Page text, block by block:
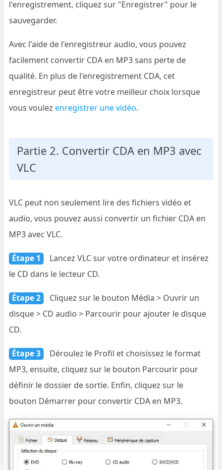
l'enregistrement, cliquez sur "Enregistrer" pour le
sauvegarder.
Avec l'aide de l'enregistreur audio, vous pouvez
facilement convertir CDA en MP3 sans perte de
qualité. En plus de l'enregistrement CDA, cet
enregistreur peut être votre meilleur choix lorsque
vous voulezenregistrer une vidéo.
Partie 2. Convertir CDA en MP3 avec
VLC
VLC peut non seulement lire des fichiers vidéo et
audio, vous pouvez aussi convertir un fichier CDA en
MP3 avec VLC.
Étape 1
Lancez VLC sur votre ordinateur et insérez
le CD dans le lecteur CD.
Étape 2
Cliquez sur le bouton Média > Ouvrir un
disque > CD audio > Parcourir pour ajouter le disque
CD.
Étape 3
Déroulez le Profil et choisissez le format
MP3, ensuite, cliquez sur le bouton Parcourir pour
définir le dossier de sortie. Enfin, cliquez sur le
bouton Démarrer pour convertir CDA en MP3.